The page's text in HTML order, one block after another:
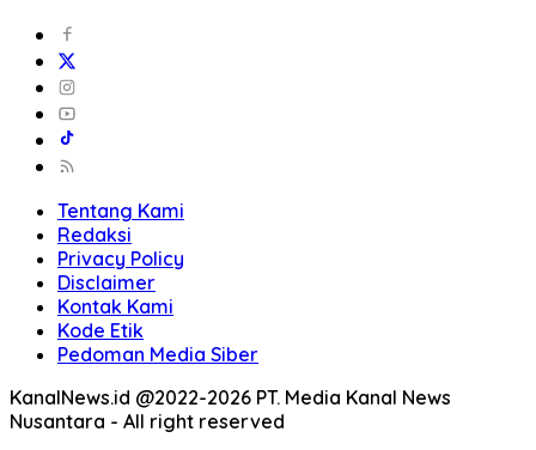
Tentang Kami
Redaksi
Privacy Policy
Disclaimer
Kontak Kami
Kode Etik
Pedoman Media Siber
KanalNews.id @2022-2026 PT. Media Kanal News
Nusantara - All right reserved